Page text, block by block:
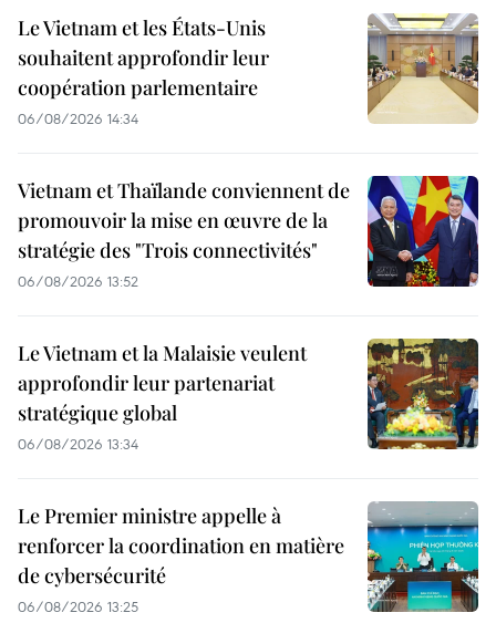
Le Vietnam et les États-Unis
souhaitent approfondir leur
coopération parlementaire
06/08/2026 14:34
Vietnam et Thaïlande conviennent de
promouvoir la mise en œuvre de la
stratégie des "Trois connectivités"
06/08/2026 13:52
Le Vietnam et la Malaisie veulent
approfondir leur partenariat
stratégique global
06/08/2026 13:34
Le Premier ministre appelle à
renforcer la coordination en matière
de cybersécurité
06/08/2026 13:25